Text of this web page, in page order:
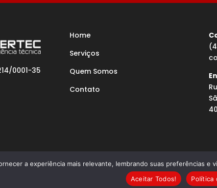
0001-35
Home
Serviços
Quem Somos
Contato
Desenvolvido por Agência Microsenior |
a experiência mais relevante, lembrando suas preferências
Aceitar Todos!
Política